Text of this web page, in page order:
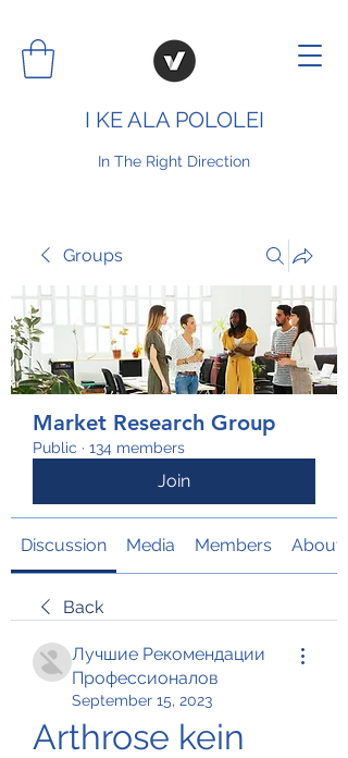
I KE ALA POLOLEI
In The Right Direction
Groups
Market Research Group
Public · 134 members
Join
Discussion Media Members About
Back
Лучшие Рекомендации
Профессионалов
September 15, 2023
Arthrose kein